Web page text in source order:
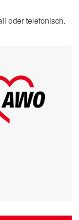
oder telefonisch.